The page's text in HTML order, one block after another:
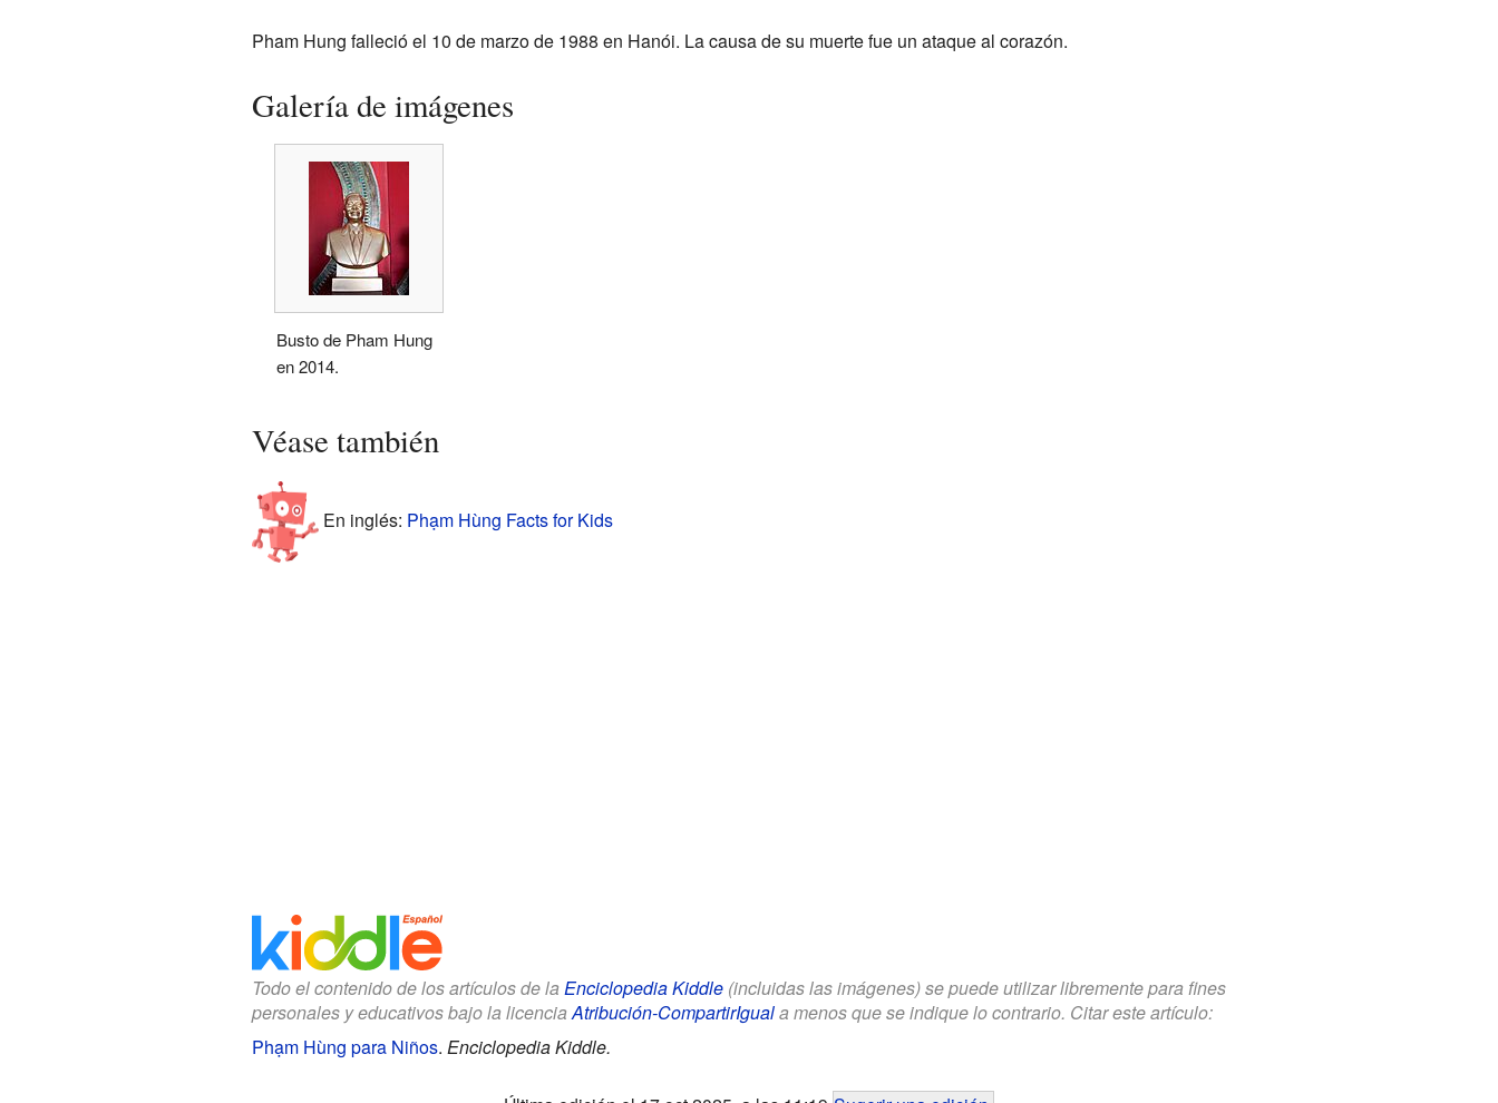
Pham Hung falleció el 10 de marzo de 1988 en Hanói. La causa de su muerte fue un ataque al corazón.
Galería de imágenes
Busto de Pham Hung
en 2014.
Véase también
En inglés: Phạm Hùng Facts for Kids
Todo el contenido de los artículos de la Enciclopedia Kiddle(incluidas las imágenes) se puede utilizar libremente para fines
personales y educativos bajo la licencia Atribución-CompartirIguala menos que se indique lo contrario. Citar este artículo:
Phạm Hùng para Niños. Enciclopedia Kiddle.